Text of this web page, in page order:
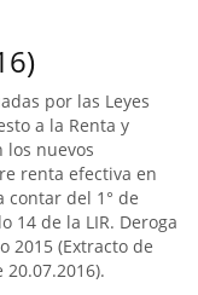
por las Leyes
a la Renta y
los nuevos
renta efectiva en
contar del 1° de
14 de la LIR. Deroga
2015 (Extracto de